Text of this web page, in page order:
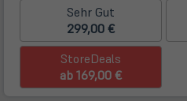
Sehr Gut
299,00 €
StoreDeals
ab 169,00 €